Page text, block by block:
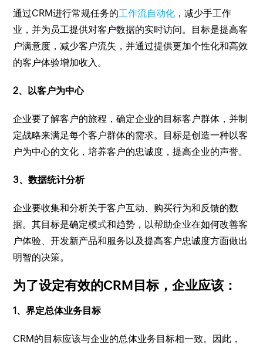
通过CRM进行常规任务的工作流自动化 ，减少手工作
业，并为员工提供对客户数据的实时访问。目标是提高客
户满意度，减少客户流失，并通过提供更加个性化和高效
的客户体验增加收入。
2、以客户为中心
企业要了解客户的旅程，确定企业的目标客户群体，并制
定战略来满足每个客户群体的需求。目标是创造一种以客
户为中心的文化，培养客户的忠诚度，提高企业的声誉。
3、数据统计分析
企业要收集和分析关于客户互动、购买行为和反馈的数
据。其目标是确定模式和趋势，以帮助企业在如何改善客
户体验、开发新产品和服务以及提高客户忠诚度方面做出
明智的决策。
为了设定有效的CRM目标，企业应该：
1、界定总体业务目标
CRM的目标应该与企业的总体业务目标相一致。因此，